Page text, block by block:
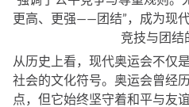
更高、更强——团结”，成为现
竞技与团结
从历史上看，现代奥运会不仅
社会的文化符号。奥运会曾经
点，但它始终坚守着和平与友